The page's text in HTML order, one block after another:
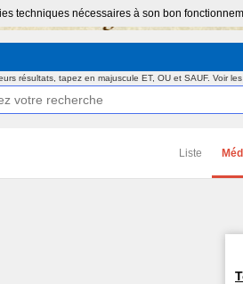
techniques nécessaires à son bon
résultats, tapez en majuscule ET, OU et SAUF. Voir les
Liste